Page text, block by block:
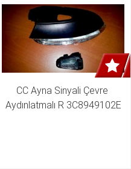
CC Ayna Sinyali Çevre
Aydınlatmalı R 3C8949102E